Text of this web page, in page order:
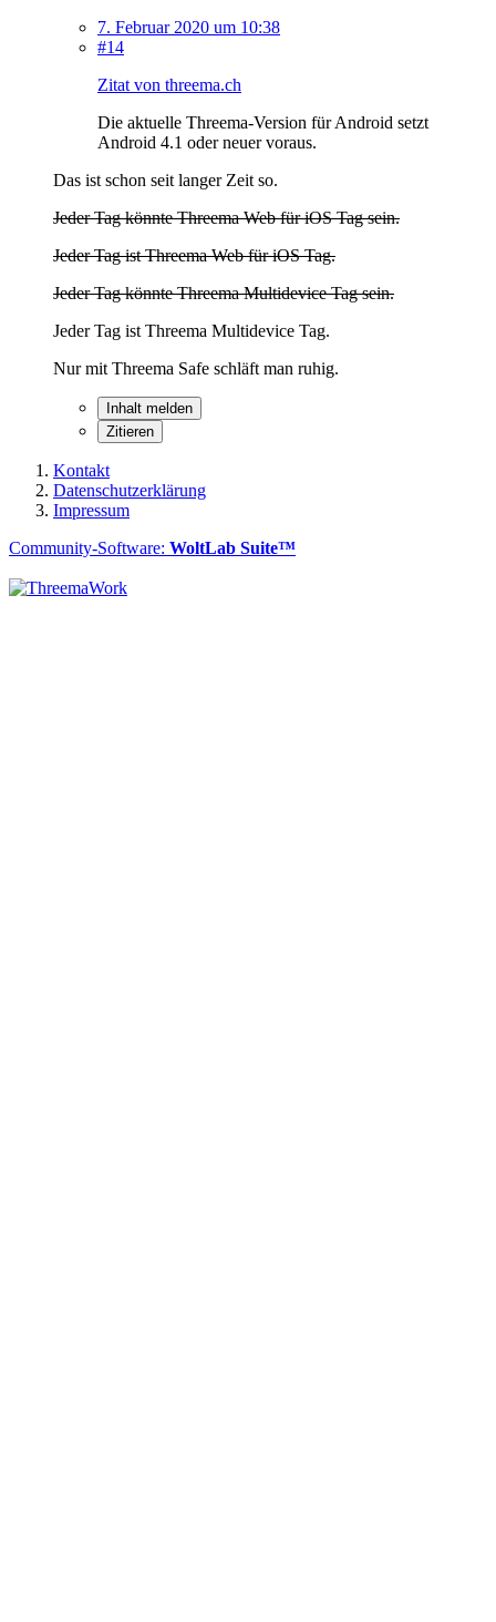
7. Februar 2020 um 10:38
#14
Zitat von threema.ch
Die aktuelle Threema-Version für Android setzt
Android 4.1 oder neuer voraus.
Das ist schon seit langer Zeit so.
Jeder Tag könnte Threema Web für iOS Tag sein.
Jeder Tag ist Threema Web für iOS Tag.
Jeder Tag könnte Threema Multidevice Tag sein.
Jeder Tag ist Threema Multidevice Tag.
Nur mit Threema Safe schläft man ruhig.
Inhalt melden
Zitieren
Kontakt
Datenschutzerklärung
Impressum
Community-Software: WoltLab Suite™